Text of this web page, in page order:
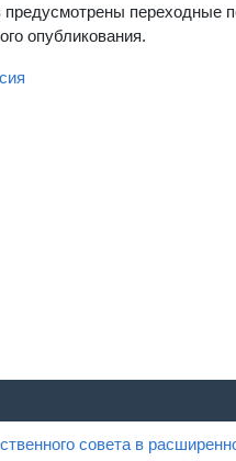
переходные
опубликования.
совета в